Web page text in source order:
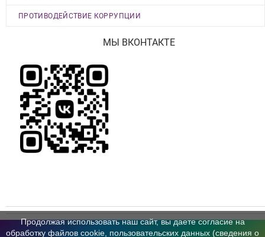
ПРОТИВОДЕЙСТВИЕ КОРРУПЦИИ
МЫ ВКОНТАКТЕ
Продолжая использовать наш сайт, вы даете согласие на
обработку файлов cookie, пользовательских данных (сведения о